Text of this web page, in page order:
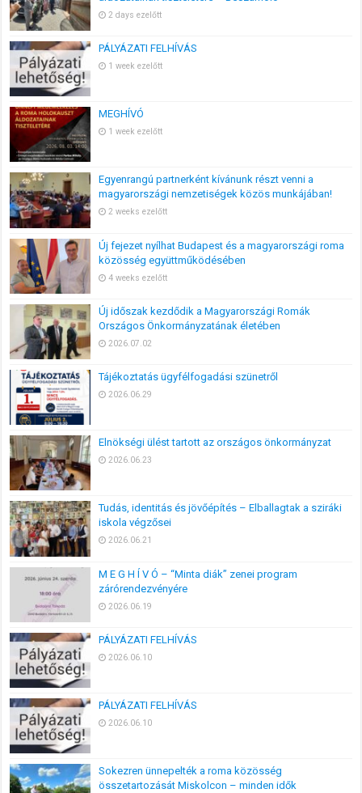
2 days ezelőtt
PÁLYÁZATI FELHÍVÁS
1 week ezelőtt
MEGHÍVÓ
1 week ezelőtt
Egyenrangú partnerként kívánunk részt venni a
magyarországi nemzetiségek közös munkájában!
2 weeks ezelőtt
Új fejezet nyílhat Budapest és a magyarországi roma
közösség együttműködésében
4 weeks ezelőtt
Új időszak kezdődik a Magyarországi Romák
Országos Önkormányzatának életében
2026.07.02
Tájékoztatás ügyfélfogadási szünetről
2026.06.29
Elnökségi ülést tartott az országos önkormányzat
2026.06.23
Tudás, identitás és jövőépítés – Elballagtak a sziráki
iskola végzősei
2026.06.21
M E G H Í V Ó – “Minta diák” zenei program
zárórendezvényére
2026.06.19
PÁLYÁZATI FELHÍVÁS
2026.06.10
PÁLYÁZATI FELHÍVÁS
2026.06.10
Sokezren ünnepelték a roma közösség
összetartozását Miskolcon – minden idők